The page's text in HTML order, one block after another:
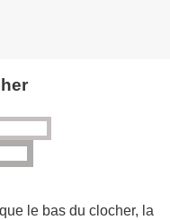
le bas du clocher, la